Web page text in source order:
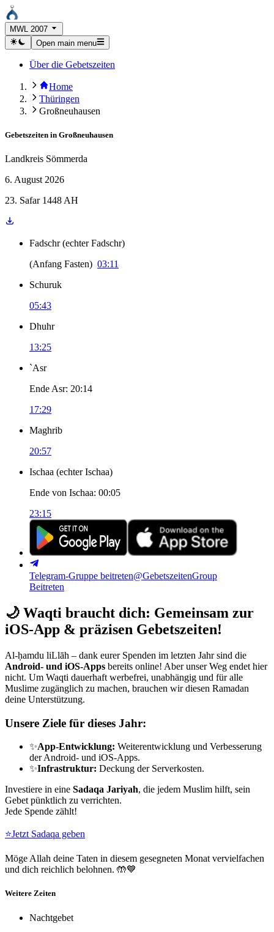
MWL 2007
Open main menu
Über die Gebetszeiten
Home
Thüringen
Großneuhausen
Gebetszeiten in Großneuhausen
Landkreis Sömmerda
6. August 2026
23. Safar 1448 AH
Fadschr (echter Fadschr)
(Anfang Fasten) 03:11
Schuruk
05:43
Dhuhr
13:25
`Asr
Ende Asr: 20:14
17:29
Maghrib
20:57
Ischaa (echter Ischaa)
Ende von Ischaa: 00:05
23:15
Telegram-Gruppe beitreten@GebetszeitenGroup
Beitreten
🌙 Waqti braucht dich: Gemeinsam zur
iOS-App & präzisen Gebetszeiten!
Al-ḥamdu liLlāh – dank eurer Spenden im letzten Jahr sind die
Android- und iOS-Apps bereits online! Aber unser Weg endet hier
nicht. Um Waqti dauerhaft werbefrei, unabhängig und für alle
Muslime zugänglich zu machen, brauchen wir diesen Ramadan
deine Unterstützung.
Unsere Ziele für dieses Jahr:
✨App-Entwicklung: Weiterentwicklung und Verbesserung
der Android- und iOS-Apps.
✨Infrastruktur: Deckung der Serverkosten.
Investiere in eine Sadaqa Jariyah, die jedem Muslim hilft, sein
Gebet pünktlich zu verrichten.
Jede Spende zählt!
⭐Jetzt Sadaqa geben
Möge Allah deine Taten in diesem gesegneten Monat vervielfachen
und dich reichlich belohnen. 🤲💙
Weitere Zeiten
Nachtgebet